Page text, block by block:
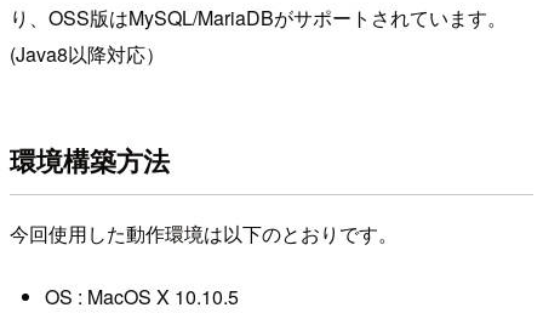
り、OSS版はMySQL/MariaDBがサポートされています。
(Java8以降対応）
環境構築方法
今回使用した動作環境は以下のとおりです。
OS : MacOS X 10.10.5